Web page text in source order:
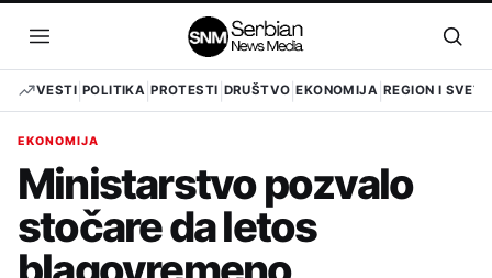
sadržaj
Otvori
meni
VESTI POLITIKA PROTESTI DRUŠTVO EKONOMIJA REGION I SVET
EKONOMIJA
Ministarstvo pozvalo
stočare da letos